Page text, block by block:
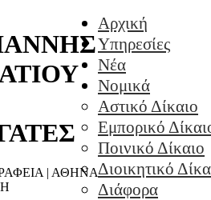
| ΑΘΗΝΑ
Αρχική
Υπηρεσίες
Νέα
Νομικά
Αστικό Δίκαιο
Εμπορικό
Ποινικό Δίκαιο
Διοικητικό
Διάφορα